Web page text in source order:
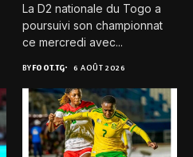
La D2 nationale du Togo a
poursuivi son championnat
ce mercredi avec...
BYFOOT.TG 6 AOÛT 2026